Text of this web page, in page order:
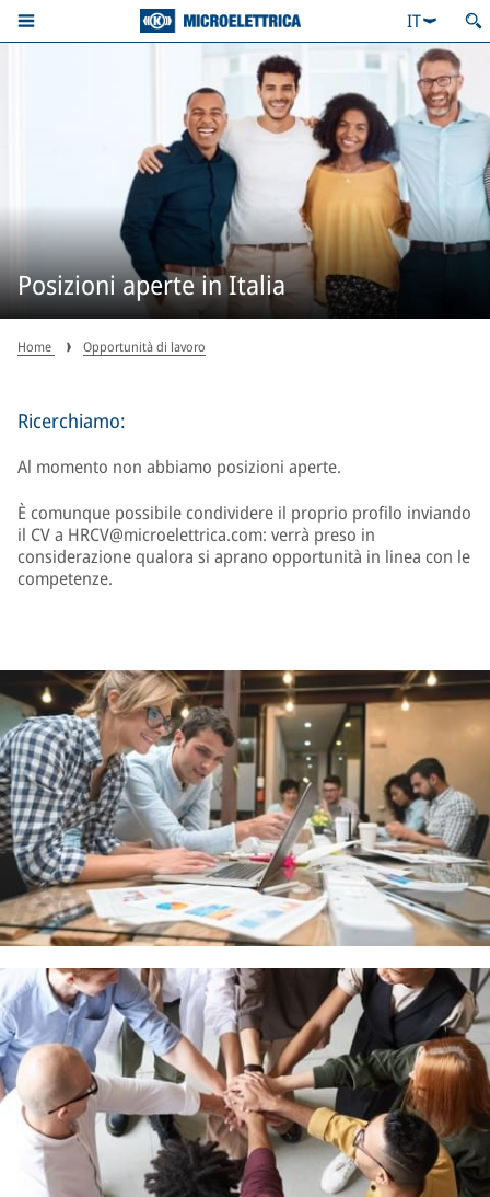
IT
Posizioni aperte in Italia
Home Opportunità di lavoro
Ricerchiamo:
Al momento non abbiamo posizioni aperte.
È comunque possibile condividere il proprio profilo inviando
il CV a HRCV@microelettrica.com: verrà preso in
considerazione qualora si aprano opportunità in linea con le
competenze.